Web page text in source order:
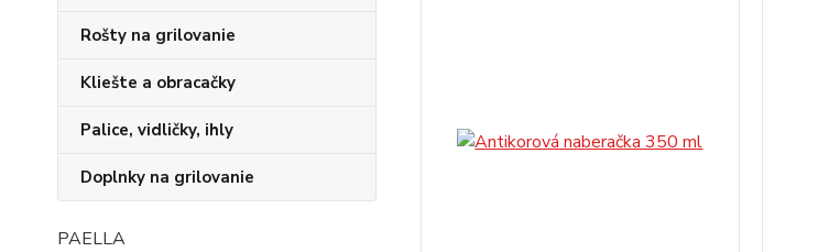
Rošty na grilovanie
Kliešte a obracačky
Palice, vidličky, ihly
Doplnky na grilovanie
PAELLA